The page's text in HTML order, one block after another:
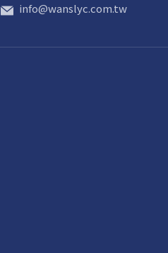
info@wanslyc.com.tw